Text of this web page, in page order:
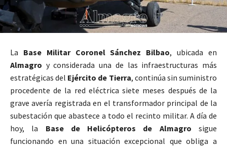
La Base Militar Coronel Sánchez Bilbao, ubicada en
Almagro y considerada una de las infraestructuras más
estratégicas del Ejército de Tierra, continúa sin suministro
procedente de la red eléctrica siete meses después de la
grave avería registrada en el transformador principal de la
subestación que abastece a todo el recinto militar. A día de
hoy, la Base de Helicópteros de Almagro sigue
funcionando en una situación excepcional que obliga a